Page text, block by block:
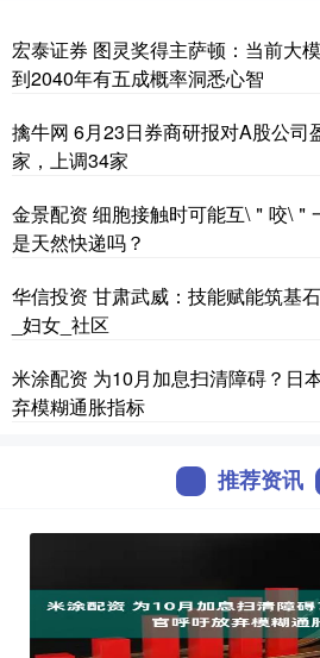
宏泰证券 图灵奖得主萨顿：当前大
到2040年有五成概率洞悉心智
擒牛网 6月23日券商研报对A股公司
家，上调34家
金景配资 细胞接触时可能互\＂咬\
是天然快递吗？
华信投资 甘肃武威：技能赋能筑基
_妇女_社区
米涂配资 为10月加息扫清障碍？日
弃模糊通胀指标
推荐资讯